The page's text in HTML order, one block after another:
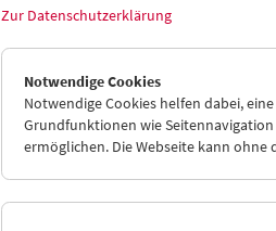
Collection
Zur Datenschutzerklärung
Notwendige Cookies
Notwendige Cookies helfen dabei,
Grundfunktionen wie
ermöglichen. Die Webseite kann